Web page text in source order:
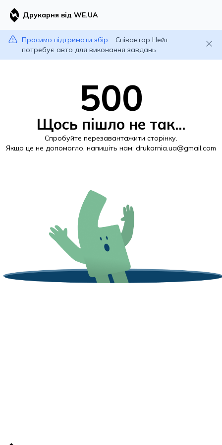
Друкарня від WE.UA
Просимо підтримати збір:
Співавтор Нейт
потребує авто для виконання завдань
500
Щось пішло не так...
Спробуйте перезавантажити сторінку.
Якщо це не допомогло, напишіть нам: drukarnia.ua@gmail.com